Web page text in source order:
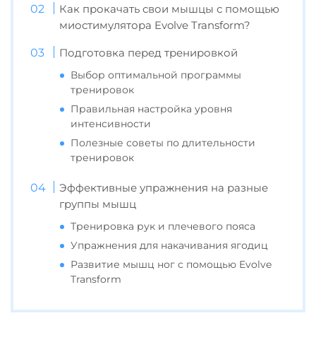
Как прокачать свои мышцы с помощью
миостимулятора Evolve Transform?
Подготовка перед тренировкой
Выбор оптимальной программы
тренировок
Правильная настройка уровня
интенсивности
Полезные советы по длительности
тренировок
Эффективные упражнения на разные
группы мышц
Тренировка рук и плечевого пояса
Упражнения для накачивания ягодиц
Развитие мышц ног с помощью Evolve
Transform